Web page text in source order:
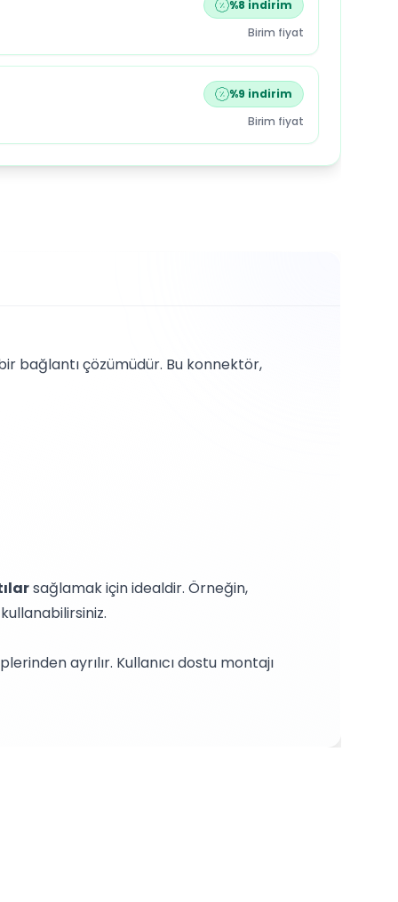
%8 indirim
Birim fiyat
%9 indirim
Birim fiyat
bağlantı çözümüdür. Bu konnektör,
sağlamak için idealdir. Örneğin,
ayrılır. Kullanıcı dostu montajı